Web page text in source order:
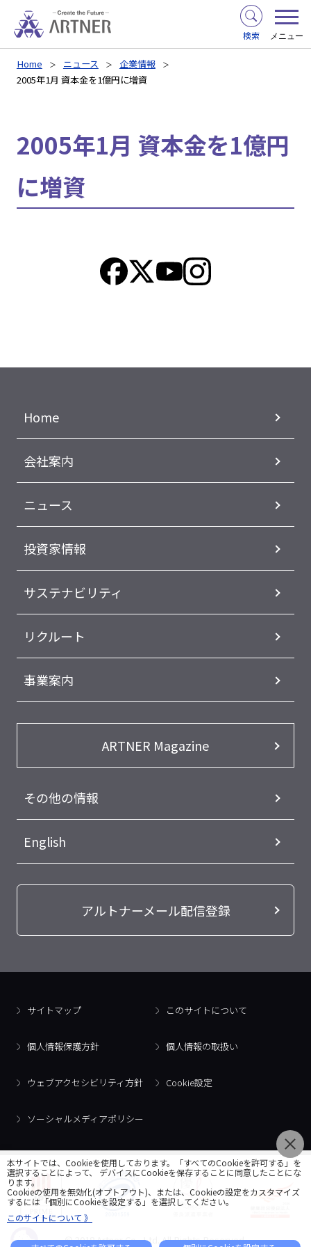
検索 メニュー
Home ニュース
企業情報
2005年1月 資本金を1億円に増資
2005年1月 資本金を1億円
に増資
Home
会社案内
ニュース
投資家情報
サステナビリティ
リクルート
事業案内
ARTNER Magazine
その他の情報
English
アルトナーメール配信登録
サイトマップ このサイトについて
個人情報保護方針 個人情報の取扱い
ウェブアクセシビリティ方針 Cookie設定
ソーシャルメディアポリシー
© 2018 Artner Co., Ltd. All Rights Reserved.
本サイトでは、Cookieを使用しております。「すべてのCookieを許可する」を
選択することによって、 デバイスにCookieを保存することに同意したことにな
ります。
Cookieの使用を無効化(オプトアウト)、または、Cookieの設定をカスタマイズ
するには「個別にCookieを設定する」を選択してください。
このサイトについて 》